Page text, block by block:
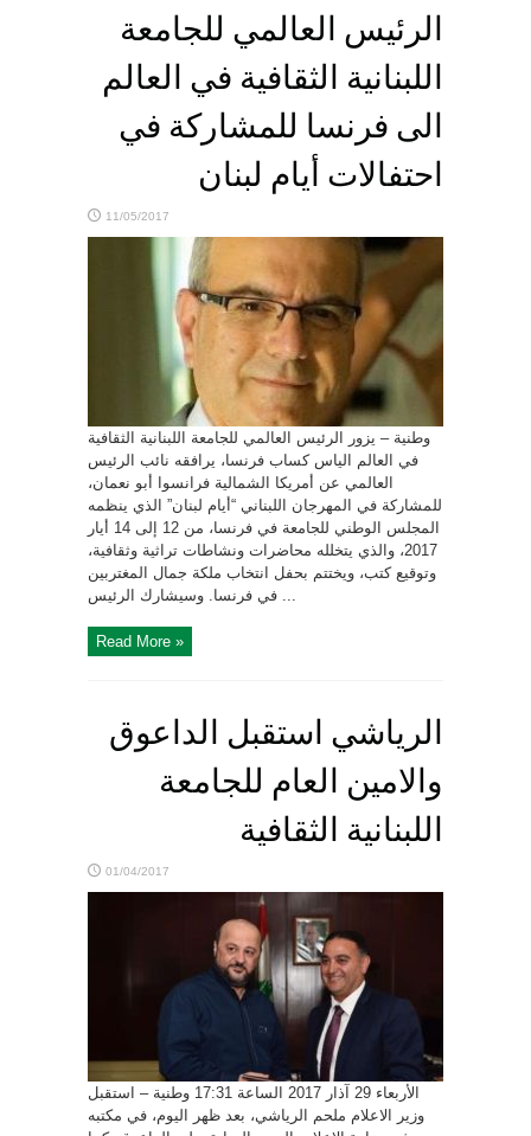
الرئيس العالمي للجامعة
اللبنانية الثقافية في العالم
الى فرنسا للمشاركة في
احتفالات أيام لبنان
11/05/2017
وطنية – يزور الرئيس العالمي للجامعة اللبنانية الثقافية
في العالم الياس كساب فرنسا، يرافقه نائب الرئيس
العالمي عن أمريكا الشمالية فرانسوا أبو نعمان،
للمشاركة في المهرجان اللبناني “أيام لبنان” الذي ينظمه
المجلس الوطني للجامعة في فرنسا، من 12 إلى 14 أيار
2017، والذي يتخلله محاضرات ونشاطات تراثية وثقافية،
وتوقيع كتب، ويختتم بحفل انتخاب ملكة جمال المغتربين
في فرنسا. وسيشارك الرئيس ...
Read More »
الرياشي استقبل الداعوق
والامين العام للجامعة
اللبنانية الثقافية
01/04/2017
الأربعاء 29 آذار 2017 الساعة 17:31 وطنية – استقبل
وزير الاعلام ملحم الرياشي، بعد ظهر اليوم، في مكتبه